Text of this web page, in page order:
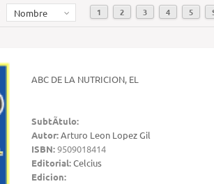
Nombre 1 2 3 4 5
ABC DE LA NUTRICION, EL
SubtÃ­tulo:
Autor:Arturo Leon Lopez Gil
ISBN:9509018414
Editorial:Celcius
Edicion: